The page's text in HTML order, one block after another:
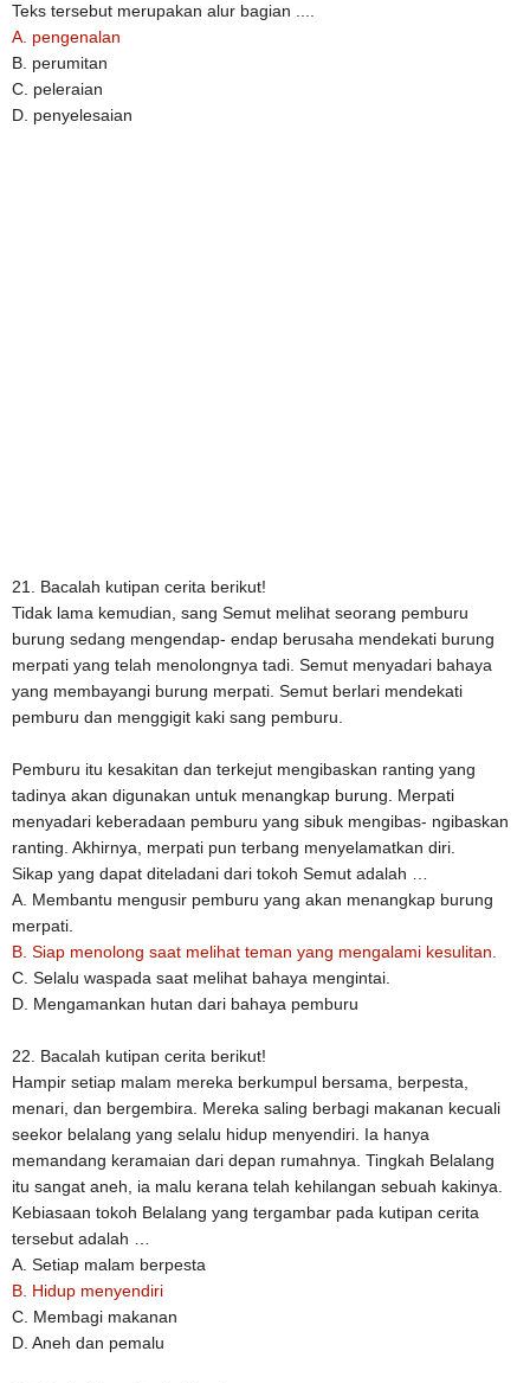
Teks tersebut merupakan alur bagian ....
A. pengenalan
B. perumitan
C. peleraian
D. penyelesaian
21. Bacalah kutipan cerita berikut!
Tidak lama kemudian, sang Semut melihat seorang pemburu
burung sedang mengendap- endap berusaha mendekati burung
merpati yang telah menolongnya tadi. Semut menyadari bahaya
yang membayangi burung merpati. Semut berlari mendekati
pemburu dan menggigit kaki sang pemburu.
Pemburu itu kesakitan dan terkejut mengibaskan ranting yang
tadinya akan digunakan untuk menangkap burung. Merpati
menyadari keberadaan pemburu yang sibuk mengibas- ngibaskan
ranting. Akhirnya, merpati pun terbang menyelamatkan diri.
Sikap yang dapat diteladani dari tokoh Semut adalah …
A. Membantu mengusir pemburu yang akan menangkap burung
merpati.
B. Siap menolong saat melihat teman yang mengalami kesulitan.
C. Selalu waspada saat melihat bahaya mengintai.
D. Mengamankan hutan dari bahaya pemburu
22. Bacalah kutipan cerita berikut!
Hampir setiap malam mereka berkumpul bersama, berpesta,
menari, dan bergembira. Mereka saling berbagi makanan kecuali
seekor belalang yang selalu hidup menyendiri. Ia hanya
memandang keramaian dari depan rumahnya. Tingkah Belalang
itu sangat aneh, ia malu kerana telah kehilangan sebuah kakinya.
Kebiasaan tokoh Belalang yang tergambar pada kutipan cerita
tersebut adalah …
A. Setiap malam berpesta
B. Hidup menyendiri
C. Membagi makanan
D. Aneh dan pemalu